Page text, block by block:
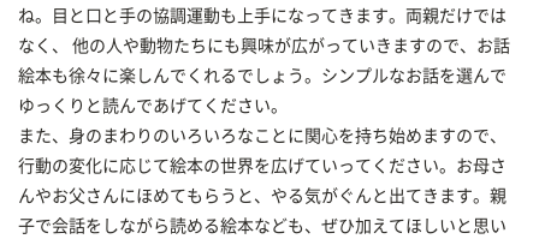
ね。目と口と手の協調運動も上手になってきます。両親だけでは
なく、 他の人や動物たちにも興味が広がっていきますので、お話
絵本も徐々に楽しんでくれるでしょう。シンプルなお話を選んで
ゆっくりと読んであげてください。
また、身のまわりのいろいろなことに関心を持ち始めますので、
行動の変化に応じて絵本の世界を広げていってください。お母さ
んやお父さんにほめてもらうと、やる気がぐんと出てきます。親
子で会話をしながら読める絵本なども、ぜひ加えてほしいと思い